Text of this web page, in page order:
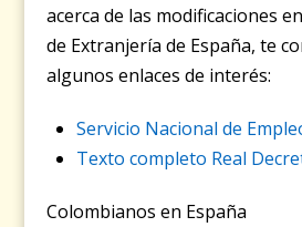
acerca de las modificaciones
de Extranjería de España, te
algunos enlaces de interés:
Servicio Nacional de
Texto completo Real
Colombianos en España